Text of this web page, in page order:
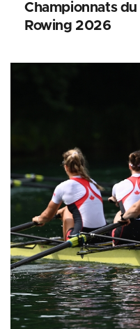
Championnats
Rowing 2026